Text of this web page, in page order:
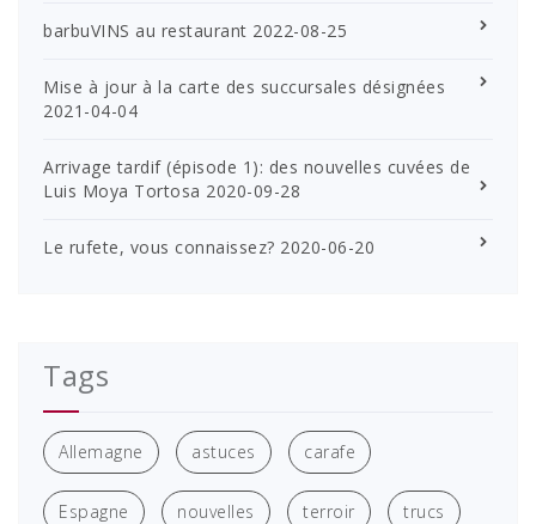
barbuVINS au restaurant 2022-08-25
Mise à jour à la carte des succursales désignées
2021-04-04
Arrivage tardif (épisode 1): des nouvelles cuvées de
Luis Moya Tortosa 2020-09-28
Le rufete, vous connaissez? 2020-06-20
Tags
Allemagne astuces carafe
Espagne nouvelles terroir trucs